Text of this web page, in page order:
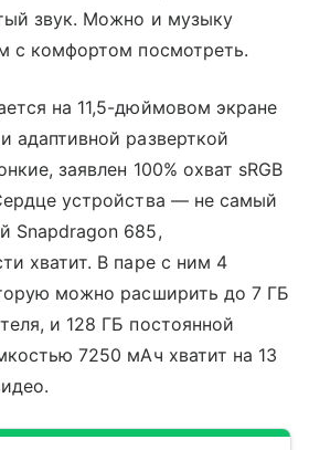
звук. Можно и музыку
с комфортом посмотреть.
на 11,5-дюймовом экране
адаптивной разверткой
заявлен 100% охват sRGB
устройства — не самый
Snapdragon 685,
хватит. В паре с ним 4
можно расширить до 7 ГБ
и 128 ГБ постоянной
7250 мАч хватит на 13